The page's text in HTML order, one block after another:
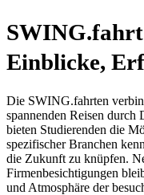
Einblicke,
Die SWING.fahrten
spannenden Reisen durch
bieten Studierenden die
spezifischer Branchen
die Zukunft zu knüpfen.
Firmenbesichtigungen
und Atmosphäre der